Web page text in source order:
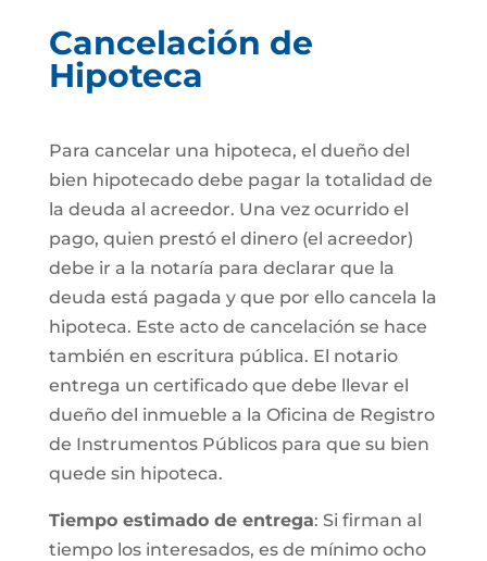
Cancelación de
Hipoteca
Para cancelar una hipoteca, el dueño del
bien hipotecado debe pagar la totalidad de
la deuda al acreedor. Una vez ocurrido el
pago, quien prestó el dinero (el acreedor)
debe ir a la notaría para declarar que la
deuda está pagada y que por ello cancela la
hipoteca. Este acto de cancelación se hace
también en escritura pública. El notario
entrega un certificado que debe llevar el
dueño del inmueble a la Oficina de Registro
de Instrumentos Públicos para que su bien
quede sin hipoteca.
Tiempo estimado de entrega: Si firman al
tiempo los interesados, es de mínimo ocho